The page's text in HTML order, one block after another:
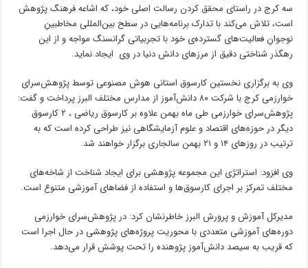
سه کرج در راستای محقق کردن رسالت اصلی خود، که اشاعه‌ فرهنگ پژوهش
است، تلاش می‌کند با تدارک برنامه‌هایی در سطح بین‌المللی مخاطبینِ
نوجوانِ فعالیت‌های گسترده‌ی خود با تجربیاتی گرانسنگ مواجه و از این
رهگذر شناختی دقیق از مرزهای دانش دنیا در وی ایجاد نماید.
وی به برگزاری نخستین کارسوق استانی هوش مصنوعی توسط پژوهش‌سرای
خوارزمی کرج با شرکت ۸۰ دانش‌آموز از مدارس مختلف البرز پرداخت و گفت:
پژوهش‌سرای خوارزمی طی ماه بهمن علاوه بر کارسوق ریاضی ، ۲ کارسوق
دیگر در حوزه‌های اقتصاد و علوم آزمایشگاهی نیز طراحی کرده است که به
ترتیب در روزهای ۱۴ و ۲۱ بهمن سالجاری برگزار خواهند شد.
وی افزود: استراتژی این مجموعه‌ پژوهشی برای ایجاد شناخت از شاخه‌های
مختلف تمرکز بر اجرای کارسوق‌ها و استفاده از فضاهای آموزشی متنوع است.
مدیرکل آموزش و پرورش البرز خاطرنشان کرد: در پژوهش‌سرای خوارزمی
دوره‌های آموزشی متعددی با محوریت پروژه‌های پژوهشی در حال اجرا است
که قریب به سیصد دانش‌آموز پژوهنده را تحت پوشش قرار می‌دهد.